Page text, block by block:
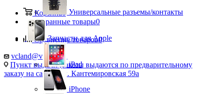
Корзина0
Избранные товары0
Сравнение товаров0
vcland@vcland.ru
Пункт выдачи (заказы выдаются по предварительному
заказу на сайте), ул. Кантемировская 59а
Универсальные разъемы/контакты
Запчасти для Apple
iPad
iPhone